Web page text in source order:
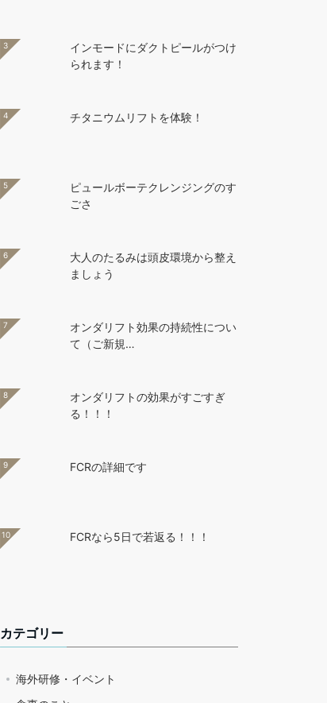
3
インモードにダクトピールがつけ
られます！
4 チタニウムリフトを体験！
5
ピュールボーテクレンジングのす
ごさ
6
大人のたるみは頭皮環境から整え
ましょう
7
オンダリフト効果の持続性につい
て（ご新規…
8
オンダリフトの効果がすごすぎ
る！！！
9 FCRの詳細です
10 FCRなら5日で若返る！！！
カテゴリー
海外研修・イベント